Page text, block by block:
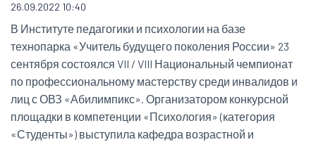
26.09.2022 10:40
В Институте педагогики и психологии на базе
технопарка «Учитель будущего поколения России» 23
сентября состоялся VII / VIII Национальный чемпионат
по профессиональному мастерству среди инвалидов и
лиц с ОВЗ «Абилимпикс». Организатором конкурсной
площадки в компетенции «Психология» (категория
«Студенты») выступила кафедра возрастной и